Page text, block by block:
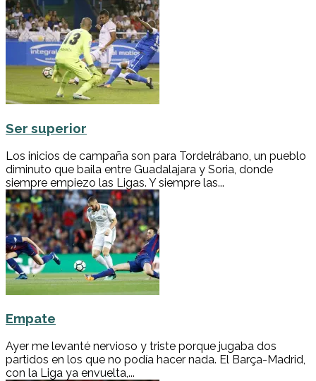
Ser superior
Los inicios de campaña son para Tordelrábano, un pueblo
diminuto que baila entre Guadalajara y Soria, donde
siempre empiezo las Ligas. Y siempre las...
Empate
Ayer me levanté nervioso y triste porque jugaba dos
partidos en los que no podía hacer nada. El Barça-Madrid,
con la Liga ya envuelta,...